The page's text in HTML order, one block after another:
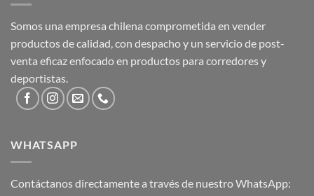
Somos una empresa chilena comprometida en vender
productos de calidad, con despacho y un servicio de post-
venta eficaz enfocado en productos para corredores y
deportistas.
WHATSAPP
Contáctanos directamente a través de nuestro WhatsApp: